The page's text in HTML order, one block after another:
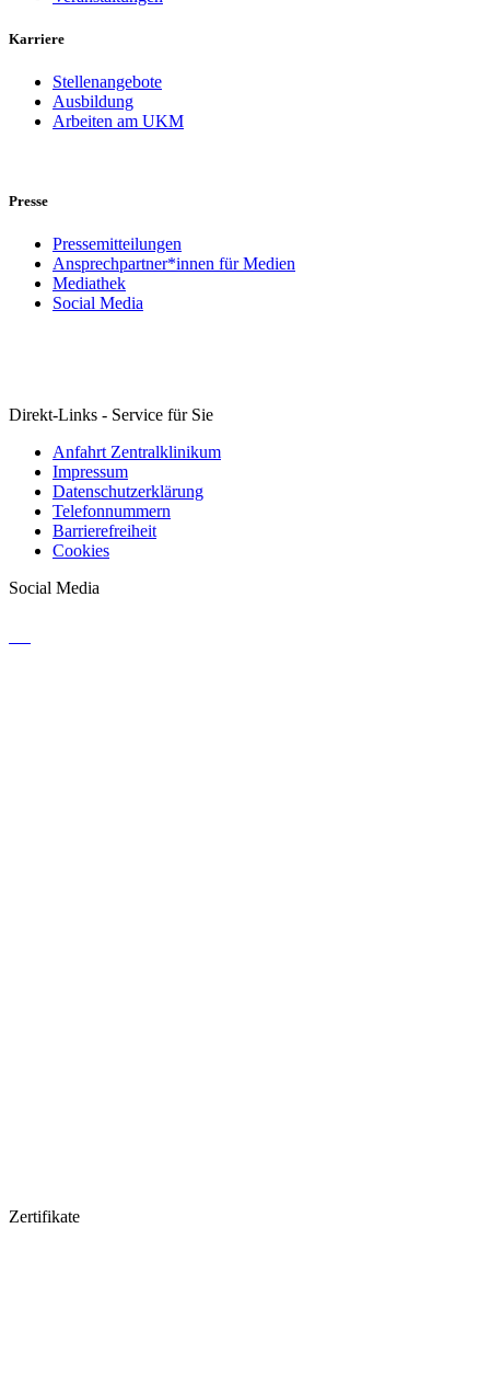
Karriere
Stellenangebote
Ausbildung
Arbeiten am UKM
Presse
Pressemitteilungen
Ansprechpartner*innen für Medien
Mediathek
Social Media
Direkt-Links - Service für Sie
Anfahrt Zentralklinikum
Impressum
Datenschutzerklärung
Telefonnummern
Barrierefreiheit
Cookies
Social Media
Zertifikate